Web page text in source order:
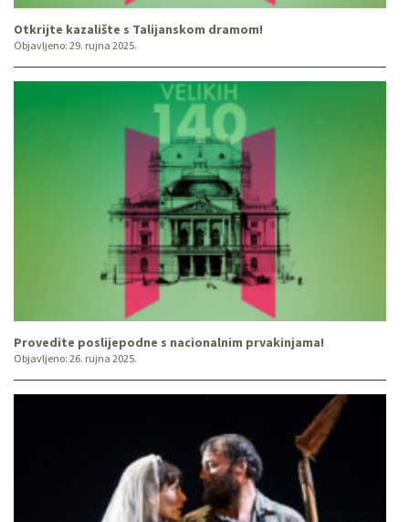
Otkrijte kazalište s Talijanskom dramom!
Objavljeno: 29. rujna 2025.
Provedite poslijepodne s nacionalnim prvakinjama!
Objavljeno: 26. rujna 2025.